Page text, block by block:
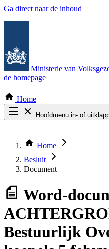
Ga direct naar de inhoud
Ministerie van
de homepage
Home
Hoofdmenu in- of
Thema COVID-19
Bekijk per bestuursorgaan
Home
Besluit
Document
Word-
Bestuurlijk